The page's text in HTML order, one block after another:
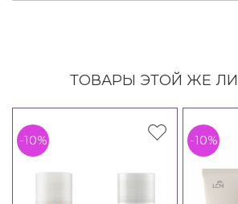
ТОВАРЫ ЭТОЙ ЖЕ
-10% -10%